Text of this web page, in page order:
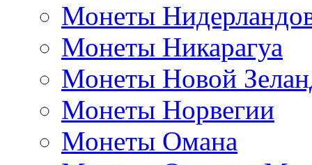
Монеты
Монеты Никарагуа
Монеты Новой
Монеты Норвегии
Монеты Омана